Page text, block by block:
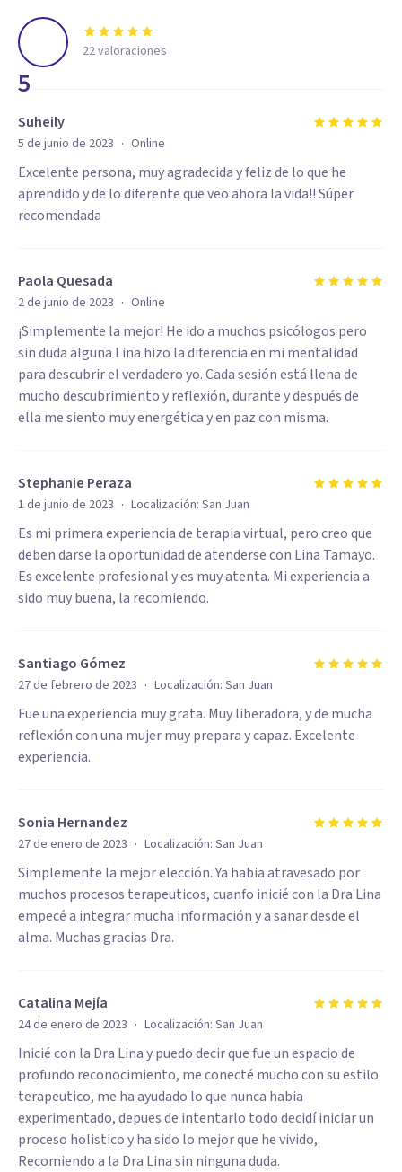
5
22valoraciones
Suheily
5 de junio de 2023 · Online
Excelente persona, muy agradecida y feliz de lo que he
aprendido y de lo diferente que veo ahora la vida!! Súper
recomendada
Paola Quesada
2 de junio de 2023 · Online
¡Simplemente la mejor! He ido a muchos psicólogos pero
sin duda alguna Lina hizo la diferencia en mi mentalidad
para descubrir el verdadero yo. Cada sesión está llena de
mucho descubrimiento y reflexión, durante y después de
ella me siento muy energética y en paz con misma.
Stephanie Peraza
1 de junio de 2023 · Localización: San Juan
Es mi primera experiencia de terapia virtual, pero creo que
deben darse la oportunidad de atenderse con Lina Tamayo.
Es excelente profesional y es muy atenta. Mi experiencia a
sido muy buena, la recomiendo.
Santiago Gómez
27 de febrero de 2023 · Localización: San Juan
Fue una experiencia muy grata. Muy liberadora, y de mucha
reflexión con una mujer muy prepara y capaz. Excelente
experiencia.
Sonia Hernandez
27 de enero de 2023 · Localización: San Juan
Simplemente la mejor elección. Ya habia atravesado por
muchos procesos terapeuticos, cuanfo inicié con la Dra Lina
empecé a integrar mucha información y a sanar desde el
alma. Muchas gracias Dra.
Catalina Mejía
24 de enero de 2023 · Localización: San Juan
Inicié con la Dra Lina y puedo decir que fue un espacio de
profundo reconocimiento, me conecté mucho con su estilo
terapeutico, me ha ayudado lo que nunca habia
experimentado, depues de intentarlo todo decidí iniciar un
proceso holistico y ha sido lo mejor que he vivido,.
Recomiendo a la Dra Lina sin ninguna duda.